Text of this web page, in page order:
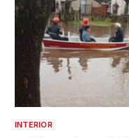
INTERIOR